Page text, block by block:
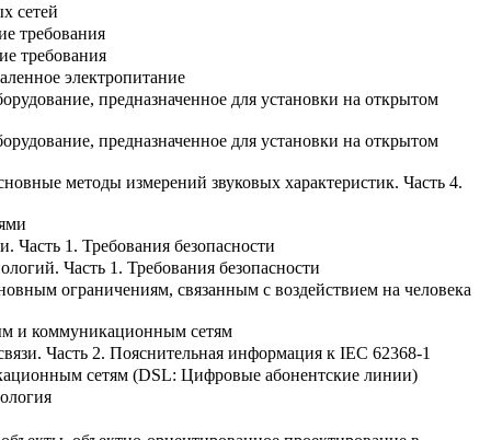
сетей
требования
требования
электропитание
предназначенное для установки на открытом
предназначенное для установки на открытом
методы измерений звуковых характеристик. Часть 4.
1. Требования безопасности
Часть 1. Требования безопасности
ограничениям, связанным с воздействием на человека
и коммуникационным сетям
Часть 2. Пояснительная информация к IEC 62368-1
сетям (DSL: Цифровые абонентские линии)